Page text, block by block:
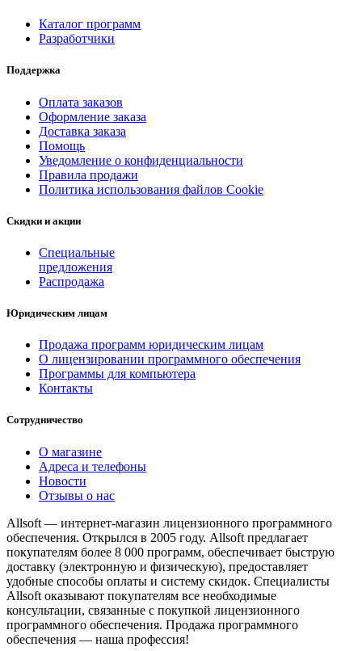
Каталог программ
Разработчики
Поддержка
Оплата заказов
Оформление заказа
Доставка заказа
Помощь
Уведомление о конфиденциальности
Правила продажи
Политика использования файлов Cookie
Скидки и акции
Специальные
предложения
Распродажа
Юридическим лицам
Продажа программ юридическим лицам
О лицензировании программного обеспечения
Программы для компьютера
Контакты
Сотрудничество
О магазине
Адреса и телефоны
Новости
Отзывы о нас
Allsoft — интернет-магазин лицензионного программного
обеспечения. Открылся в 2005 году. Allsoft предлагает
покупателям более 8 000 программ, обеспечивает быструю
доставку (электронную и физическую), предоставляет
удобные способы оплаты и систему скидок. Специалисты
Allsoft оказывают покупателям все необходимые
консультации, связанные с покупкой лицензионного
программного обеспечения. Продажа программного
обеспечения — наша профессия!